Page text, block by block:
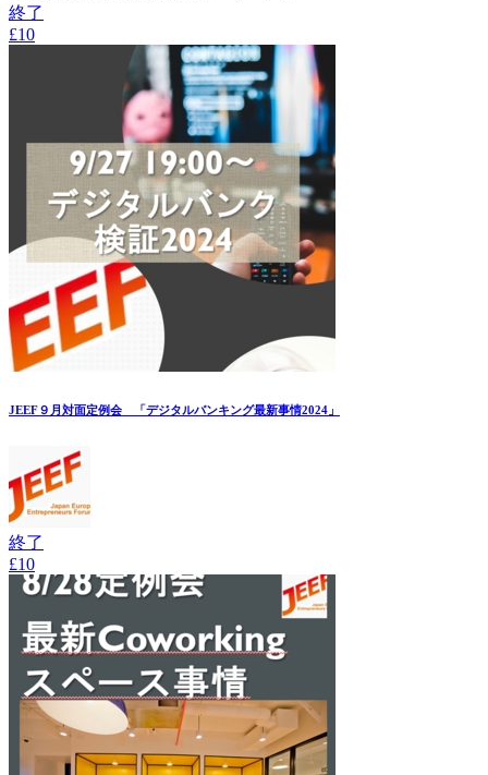
終了
£10
JEEF９月対面定例会 「デジタルバンキング最新事情2024」
終了
£10